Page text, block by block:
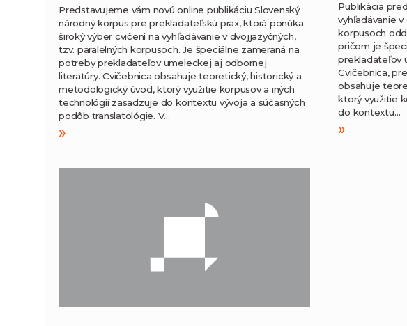
Predstavujeme vám novú online publikáciu Slovenský
národný korpus pre prekladateľskú prax, ktorá ponúka
široký výber cvičení na vyhľadávanie v dvojjazyčných,
tzv. paralelných korpusoch. Je špeciálne zameraná na
potreby prekladateľov umeleckej aj odbornej
literatúry. Cvičebnica obsahuje teoretický, historický a
metodologický úvod, ktorý využitie korpusov a iných
technológií zasadzuje do kontextu vývoja a súčasných
podôb translatológie. V…
»
Publikácia
vyhľadávanie
korpusoch
pričom je
prekladateľov
Cvičebnica,
obsahuje
ktorý využitie
do kontextu…
»